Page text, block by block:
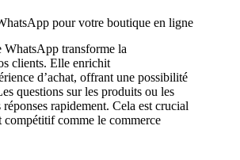
pour votre boutique en ligne
WhatsApp transforme la
clients. Elle enrichit
d’achat, offrant une possibilité
questions sur les produits ou les
rapidement. Cela est crucial
compétitif comme le commerce